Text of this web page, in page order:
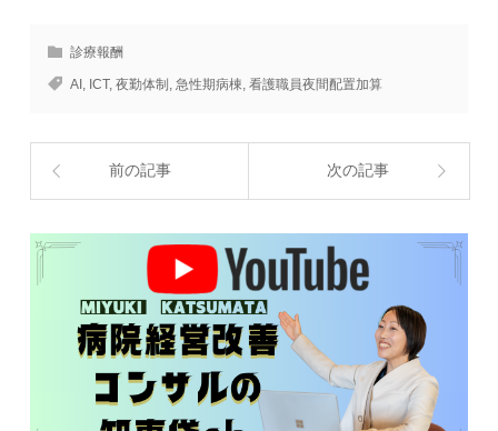
診療報酬
AI ICT,夜勤体制 ,急性期病棟 ,看護職員夜間配置加算
前の記事 次の記事